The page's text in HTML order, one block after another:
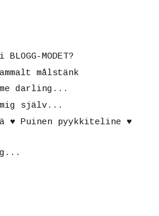
MODET?
målstänk
darling...
mig själv...
♥ Puinen pyykkiteline ♥